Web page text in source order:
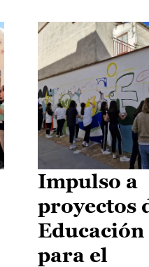
Impulso a
proyectos
Educación
para el